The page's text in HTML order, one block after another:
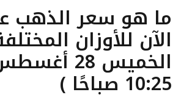
الآن للأوزان
الخميس 28
10:25 صباحًا )